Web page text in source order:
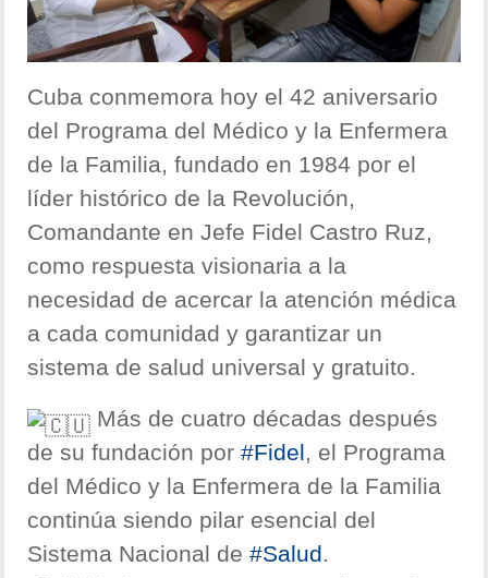
Cuba conmemora hoy el 42 aniversario
del Programa del Médico y la Enfermera
de la Familia, fundado en 1984 por el
líder histórico de la Revolución,
Comandante en Jefe Fidel Castro Ruz,
como respuesta visionaria a la
necesidad de acercar la atención médica
a cada comunidad y garantizar un
sistema de salud universal y gratuito.
Más de cuatro décadas después
de su fundación por#Fidel, el Programa
del Médico y la Enfermera de la Familia
continúa siendo pilar esencial del
Sistema Nacional de#Salud.